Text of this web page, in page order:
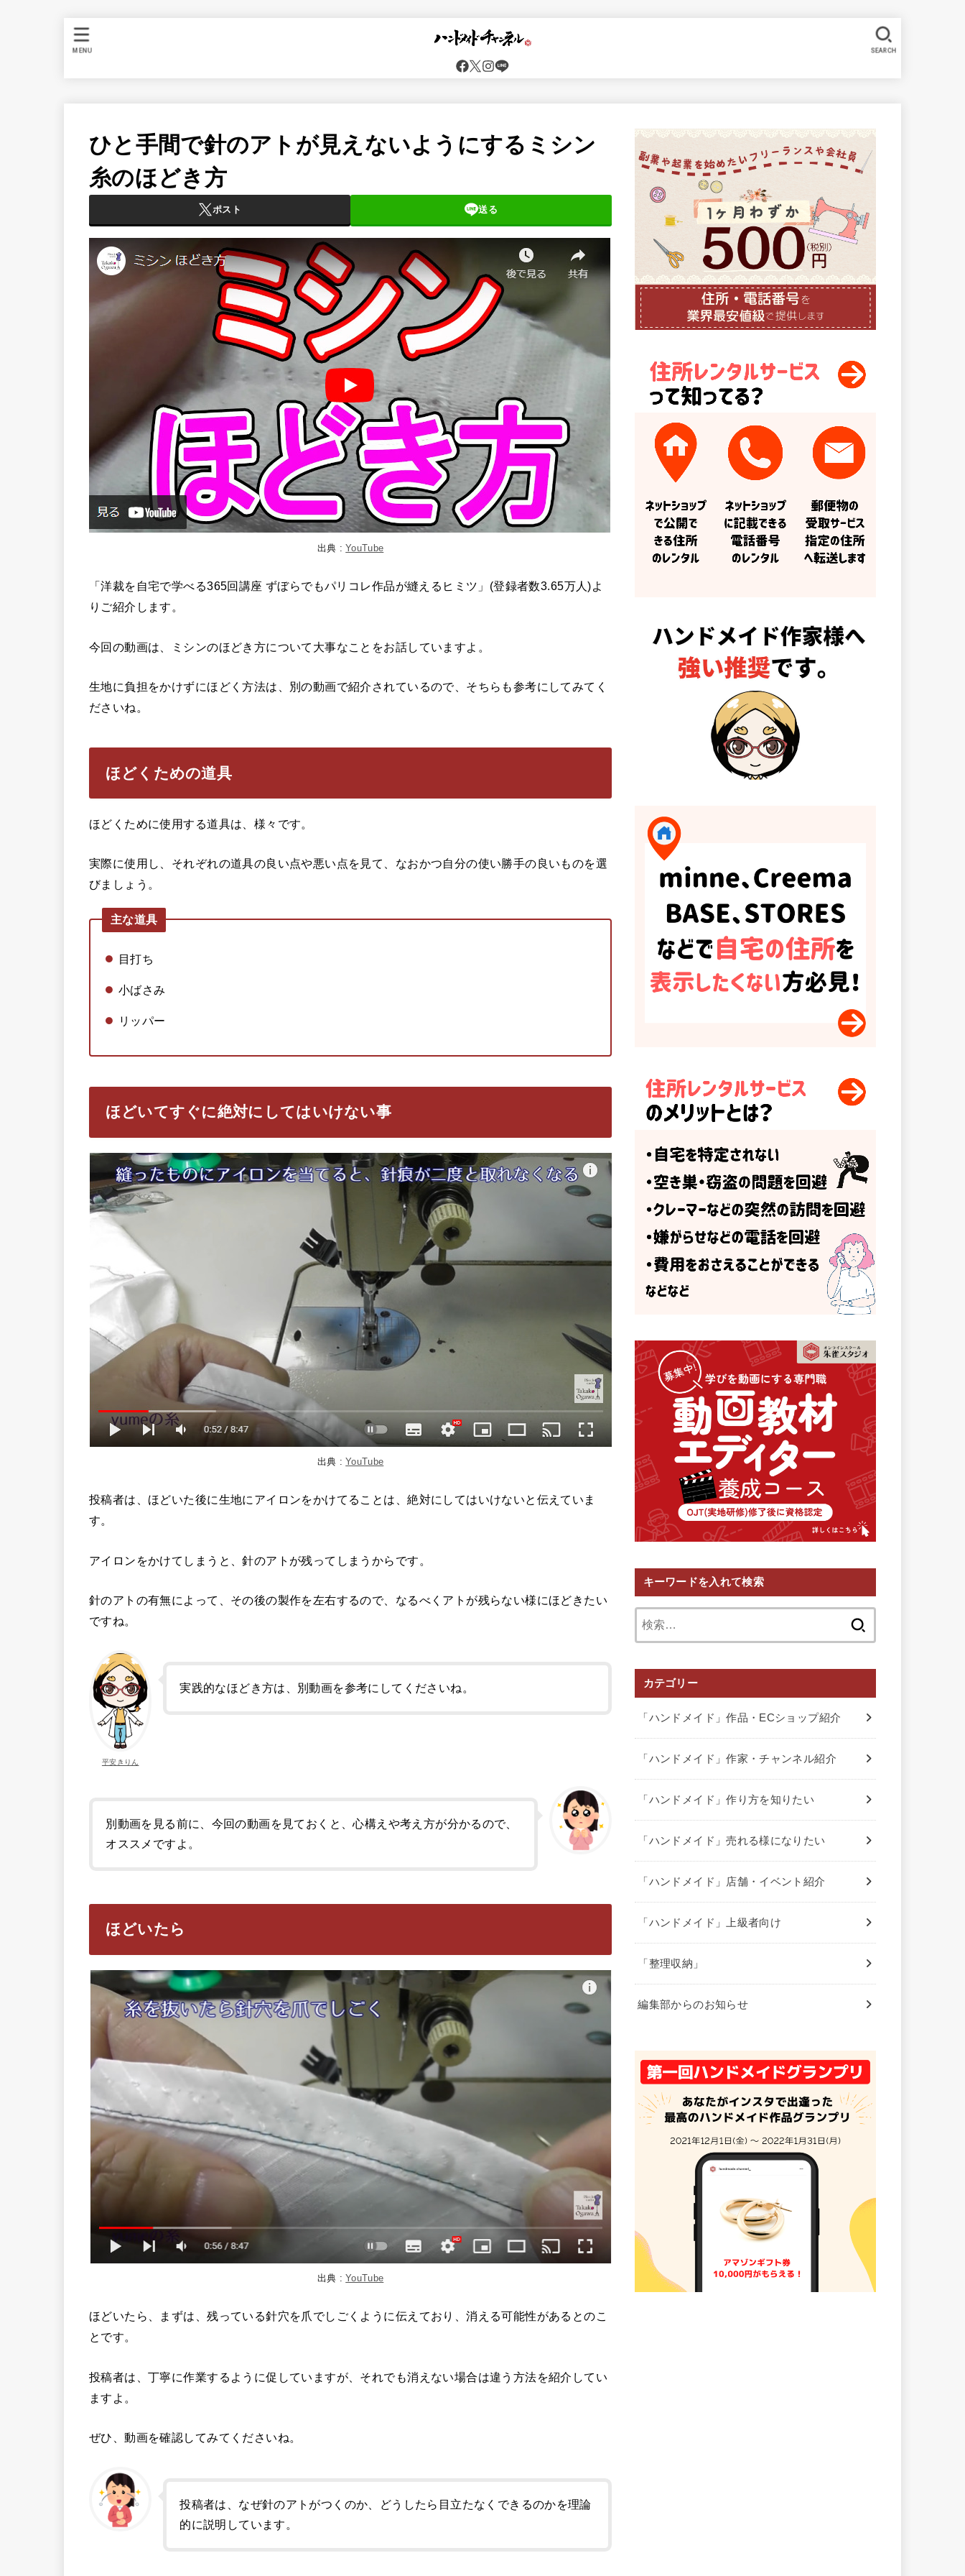
SEARCH
MENU
ひと手間で針のアトが見えないようにするミシン
糸のほどき方
ポスト 送る
出典 :YouTube
「洋裁を自宅で学べる365回講座 ずぼらでもパリコレ作品が縫えるヒミツ」(登録者数3.65万人)よ
りご紹介します。
今回の動画は、ミシンのほどき方について大事なことをお話していますよ。
生地に負担をかけずにほどく方法は、別の動画で紹介されているので、そちらも参考にしてみてく
ださいね。
ほどくための道具
ほどくために使用する道具は、様々です。
実際に使用し、それぞれの道具の良い点や悪い点を見て、なおかつ自分の使い勝手の良いものを選
びましょう。
主な道具
目打ち
小ばさみ
リッパー
ほどいてすぐに絶対にしてはいけない事
出典 :YouTube
投稿者は、ほどいた後に生地にアイロンをかけてることは、絶対にしてはいけないと伝えていま
す。
アイロンをかけてしまうと、針のアトが残ってしまうからです。
針のアトの有無によって、その後の製作を左右するので、なるべくアトが残らない様にほどきたい
ですね。
平安きりん
実践的なほどき方は、別動画を参考にしてくださいね。
別動画を見る前に、今回の動画を見ておくと、心構えや考え方が分かるので、
オススメですよ。
ほどいたら
出典 :YouTube
ほどいたら、まずは、残っている針穴を爪でしごくように伝えており、消える可能性があるとのこ
とです。
投稿者は、丁寧に作業するように促していますが、それでも消えない場合は違う方法を紹介してい
ますよ。
ぜひ、動画を確認してみてくださいね。
投稿者は、なぜ針のアトがつくのか、どうしたら目立たなくできるのかを理論
的に説明しています。
キーワードを入れて検索
カテゴリー
「ハンドメイド」作品・ECショップ紹介
「ハンドメイド」作家・チャンネル紹介
「ハンドメイド」作り方を知りたい
「ハンドメイド」売れる様になりたい
「ハンドメイド」店舗・イベント紹介
「ハンドメイド」上級者向け
「整理収納」
編集部からのお知らせ